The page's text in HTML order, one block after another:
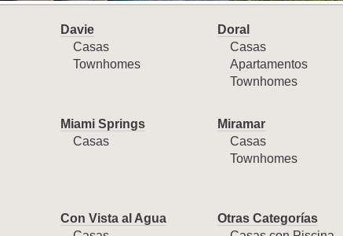
Davie
Casas
Townhomes
Doral
Casas
Apartamentos
Townhomes
Miami Springs
Casas
Miramar
Casas
Townhomes
Con Vista al Agua
Otras Categorías